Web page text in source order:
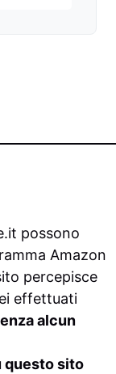
possono
Amazon
percepisce
effettuati
alcun
questo sito